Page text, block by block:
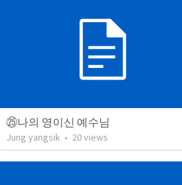
㉕나의 영이신 예수님
Jung yangsik • 20views